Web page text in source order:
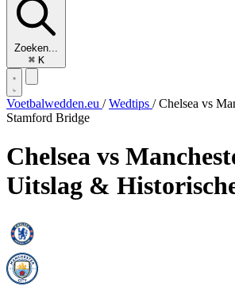
Zoeken...
⌘ K
Voetbalwedden.eu / Wedtips / Chelsea vs
Stamford Bridge
Chelsea vs
Uitslag &